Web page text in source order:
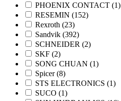
PHOENIX CONTACT (1)
RESEMIN (152)
Rexroth (23)
Sandvik (392)
SCHNEIDER (2)
SKF (2)
SONG CHUAN (1)
Spicer(8)
STS ELECTRONICS (1)
SUCO (1)